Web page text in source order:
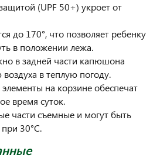
(UPF 50+) укроет от
до 170°, что позволяет ребенку
в положении лежа.
в задней части капюшона
в теплую погоду.
на корзине обеспечат
время суток.
части съемные и могут быть
30°C.